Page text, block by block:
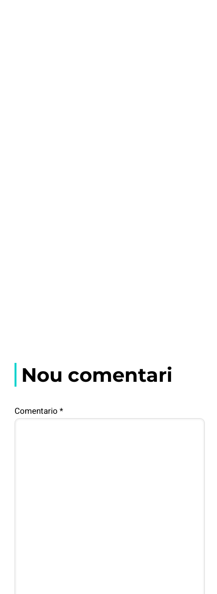
Nou comentari
Comentario *